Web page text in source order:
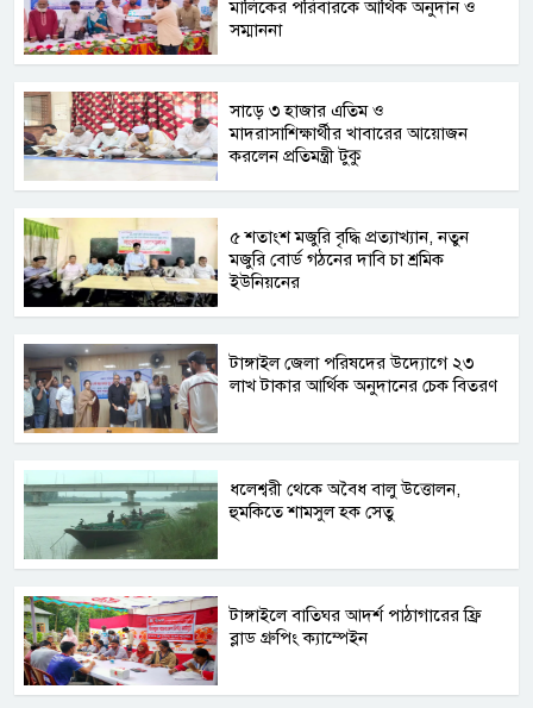
মালিকের পরিবারকে আর্থিক অনুদান ও
সম্মাননা
সাড়ে ৩ হাজার এতিম ও
মাদরাসাশিক্ষার্থীর খাবারের আয়োজন
করলেন প্রতিমন্ত্রী টুকু
৫ শতাংশ মজুরি বৃদ্ধি প্রত্যাখ্যান, নতুন
মজুরি বোর্ড গঠনের দাবি চা শ্রমিক
ইউনিয়নের
টাঙ্গাইল জেলা পরিষদের উদ্যোগে ২৩
লাখ টাকার আর্থিক অনুদানের চেক বিতরণ
ধলেশ্বরী থেকে অবৈধ বালু উত্তোলন,
হুমকিতে শামসুল হক সেতু
টাঙ্গাইলে বাতিঘর আদর্শ পাঠাগারের ফ্রি
ব্লাড গ্রুপিং ক্যাম্পেইন